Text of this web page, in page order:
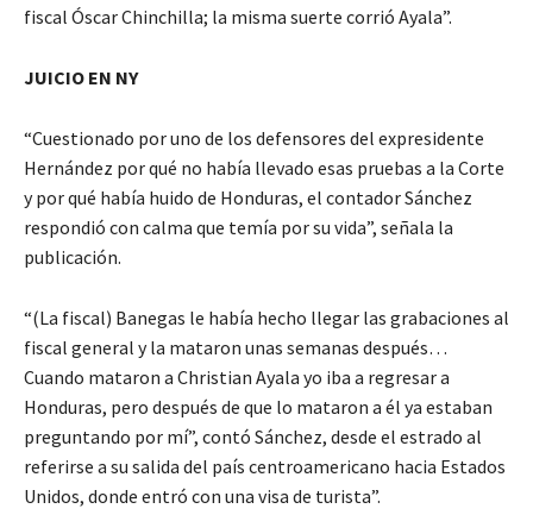
fiscal Óscar Chinchilla; la misma suerte corrió Ayala”.
JUICIO EN NY
“Cuestionado por uno de los defensores del expresidente
Hernández por qué no había llevado esas pruebas a la Corte
y por qué había huido de Honduras, el contador Sánchez
respondió con calma que temía por su vida”, señala la
publicación.
“(La fiscal) Banegas le había hecho llegar las grabaciones al
fiscal general y la mataron unas semanas después…
Cuando mataron a Christian Ayala yo iba a regresar a
Honduras, pero después de que lo mataron a él ya estaban
preguntando por mí”, contó Sánchez, desde el estrado al
referirse a su salida del país centroamericano hacia Estados
Unidos, donde entró con una visa de turista”.